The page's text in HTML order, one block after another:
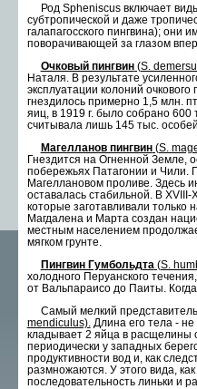
Род Spheniscus включает
субтропической и даже
галапагосского пингвина);
поворачивающей за глазом
Очковый пингвин(S.
Наталя. В резуль­тате
эксплуатации колоний
гнезди­лось примерно 1,5 млн.
яиц, в 1919 г. было собрано 600
считывала лишь 145 тыс.
Магелланов пингвин(S.
Гнездится на Огненной Земле,
побережьях Патагонии и Чили.
Магеллановом проливе. Здесь
оставалась стабильной. В
кото­рые заготавливали только
Магдалена и Марта создан
местным населением
мягком грунте.
Пингвин Гумбольдта (S.
холодного Перуанского
от Вальпараисо до Паиты.
Самый мелкий представитель
mendiculus). Длина его те­ла -
кладывает 2 яйца в расщелины
периодически у западных
продуктивности вод и, как
размножаются. У этого вида,
последовательность линьки и